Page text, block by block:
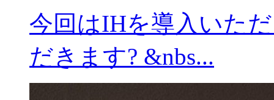
今回はIHを導入いた
だきます? &nbs...